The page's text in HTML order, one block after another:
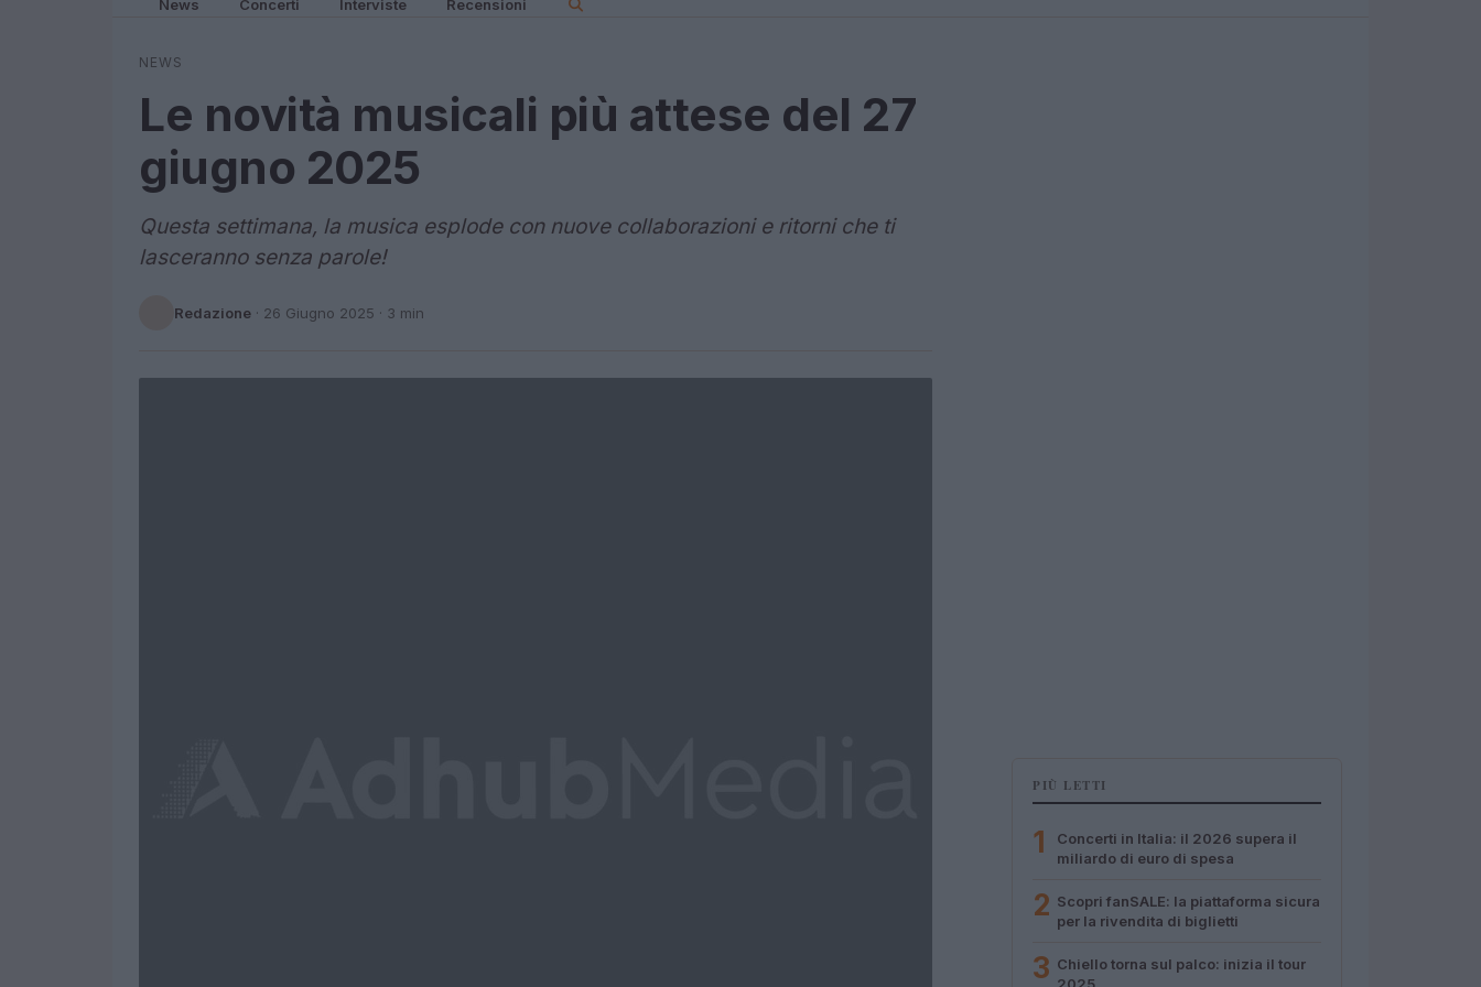
News Concerti Interviste Recensioni
NEWS
Le novità musicali più attese del 27
giugno 2025
Questa settimana, la musica esplode con nuove collaborazioni e ritorni che ti
lasceranno senza parole!
Redazione · 26 Giugno 2025 · 3 min
PIÙ LETTI
1
Concerti in Italia: il 2026 supera il
miliardo di euro di spesa
2 Scopri fanSALE: la piattaforma sicura
per la rivendita di biglietti
3 Chiello torna sul palco: inizia il tour